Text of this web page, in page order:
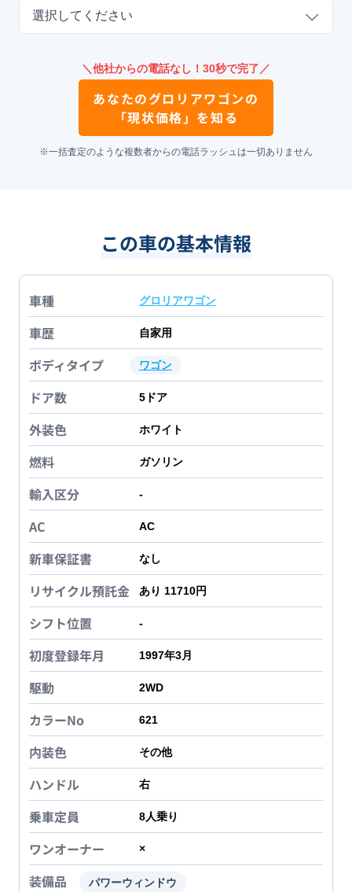
選択してください
＼他社からの電話なし！30秒で完了／
あなたのグロリアワゴンの
「現状価格」を知る
※一括査定のような複数者からの電話ラッシュは一切ありません
この車の基本情報
車種 グロリアワゴン
車歴 自家用
ボディタイプ ワゴン
ドア数 5 ドア
外装色 ホワイト
燃料 ガソリン
輸入区分 -
AC AC
新車保証書 なし
リサイクル預託金 あり 11710円
シフト位置 -
初度登録年月 1997年3月
駆動 2WD
カラーNo 621
内装色 その他
ハンドル 右
乗車定員 8人乗り
ワンオーナー ×
装備品 パワーウィンドウ